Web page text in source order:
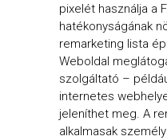
pixelét használja a
hatékonyságának
remarketing lista
Weboldal
szolgáltató –
internetes
jeleníthet meg. A
alkalmasak